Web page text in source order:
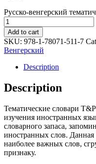
Русско-венгерский
Add to cart
SKU: 978-1-78071-511-7
Венгерский
Description
Description
Тематические словари
изучения иностранных
словарного запаса,
иностранных слов. Данная
наиболее важных слов,
признаку.